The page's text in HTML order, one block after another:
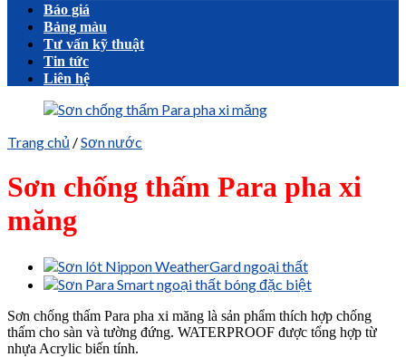
Báo giá
Bảng màu
Tư vấn kỹ thuật
Tin tức
Liên hệ
Trang chủ /Sơn nước
Sơn chống thấm Para pha xi
măng
Sơn chống thấm Para pha xi măng là sản phẩm thích hợp chống
thấm cho sàn và tường đứng. WATERPROOF được tổng hợp từ
nhựa Acrylic biến tính.